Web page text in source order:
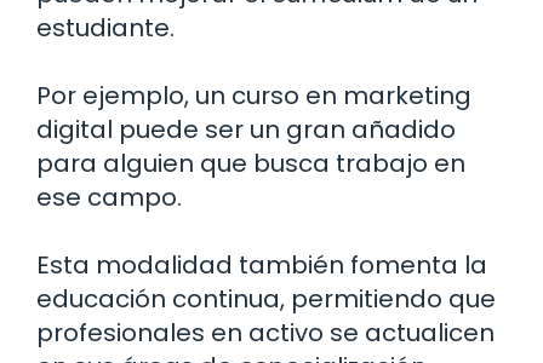
estudiante.
Por ejemplo, un curso en marketing
digital puede ser un gran añadido
para alguien que busca trabajo en
ese campo.
Esta modalidad también fomenta la
educación continua, permitiendo que
profesionales en activo se actualicen